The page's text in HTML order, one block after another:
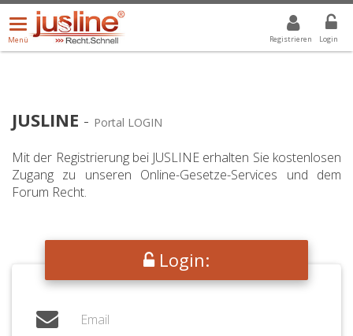
Registrieren Login
Menü
öffnen/schließen
Menü
ALLE DROPDOWN: GEWÄHLTER WERT IST ALLE
JUSLINE - Portal LOGIN
Mit der Registrierung bei JUSLINE erhalten Sie kostenlosen
Zugang zu unseren Online-Gesetze-Services und dem
Forum Recht.
Login: